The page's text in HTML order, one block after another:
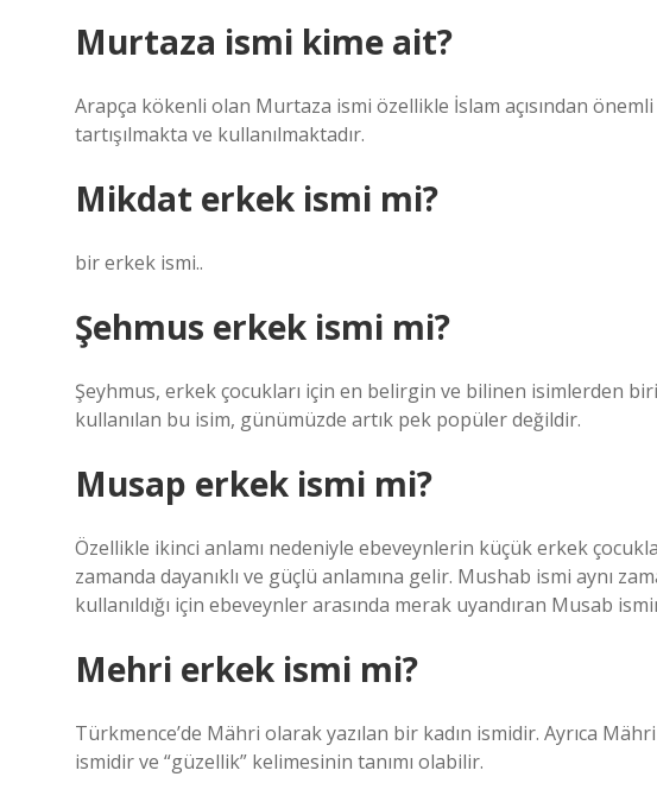
Murtaza ismi kime ait?
Arapça kökenli olan Murtaza ismi özellikle İslam açısından
tartışılmakta ve kullanılmaktadır.
Mikdat erkek ismi mi?
bir erkek ismi..
Şehmus erkek ismi mi?
Şeyhmus, erkek çocukları için en belirgin ve bilinen isimlerden
kullanılan bu isim, günümüzde artık pek popüler değildir.
Musap erkek ismi mi?
Özellikle ikinci anlamı nedeniyle ebeveynlerin küçük erkek
zamanda dayanıklı ve güçlü anlamına gelir. Mushab ismi aynı
kullanıldığı için ebeveynler arasında merak uyandıran Musab
Mehri erkek ismi mi?
Türkmence’de Mähri olarak yazılan bir kadın ismidir. Ayrıca
ismidir ve “güzellik” kelimesinin tanımı olabilir.